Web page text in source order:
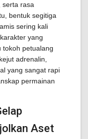
serta rasa
bentuk segitiga
sering kali
yang
tokoh petualang
adrenalin,
yang sangat rapi
permainan
Aset